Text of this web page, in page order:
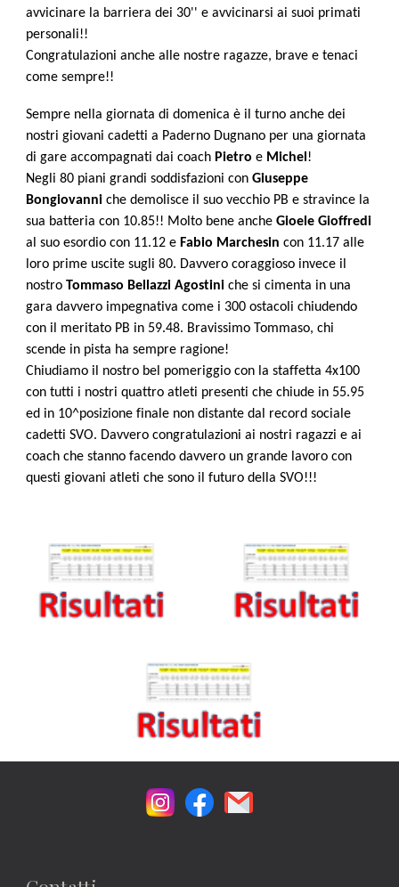
avvicinare la barriera dei 30'' e avvicinarsi ai suoi primati
personali!!
Congratulazioni anche alle nostre ragazze, brave e tenaci
come sempre!!
Sempre nella giornata di domenica è il turno anche dei
nostri giovani cadetti a Paderno Dugnano per una giornata
di gare accompagnati dai coach Pietroe Michel !
Negli 80 piani grandi soddisfazioni conGiuseppe
Bongiovanni che demolisce il suo vecchio PB e stravince la
sua batteria con 10.85!! Molto bene ancheGioele Gioffredi
al suo esordio con 11.12 e Fabio Marchesin con 11.17 alle
loro prime uscite sugli 80. Davvero coraggioso invece il
nostro Tommaso Bellazzi Agostiniche si cimenta in una
gara davvero impegnativa come i 300 ostacoli chiudendo
con il meritato PB in 59.48. Bravissimo Tommaso, chi
scende in pista ha sempre ragione!
Chiudiamo il nostro bel pomeriggio con la staffetta 4x100
con tutti i nostri quattro atleti presenti che chiude in 55.95
ed in 10^posizione finale non distante dal record sociale
cadetti SVO. Davvero congratulazioni ai nostri ragazzi e ai
coach che stanno facendo davvero un grande lavoro con
questi giovani atleti che sono il futuro della SVO!!!